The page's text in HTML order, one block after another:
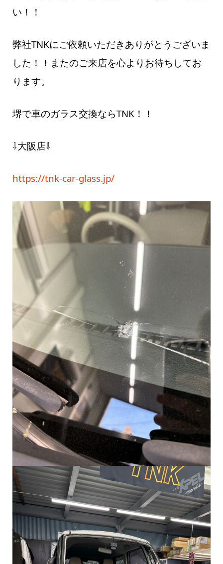
い！！
弊社TNKにご依頼いただきありがとうございま
した！！またのご来店を心よりお待ちしてお
ります。
堺で車のガラス交換ならTNK！！
⇩大阪店⇩
https://tnk-car-glass.jp/